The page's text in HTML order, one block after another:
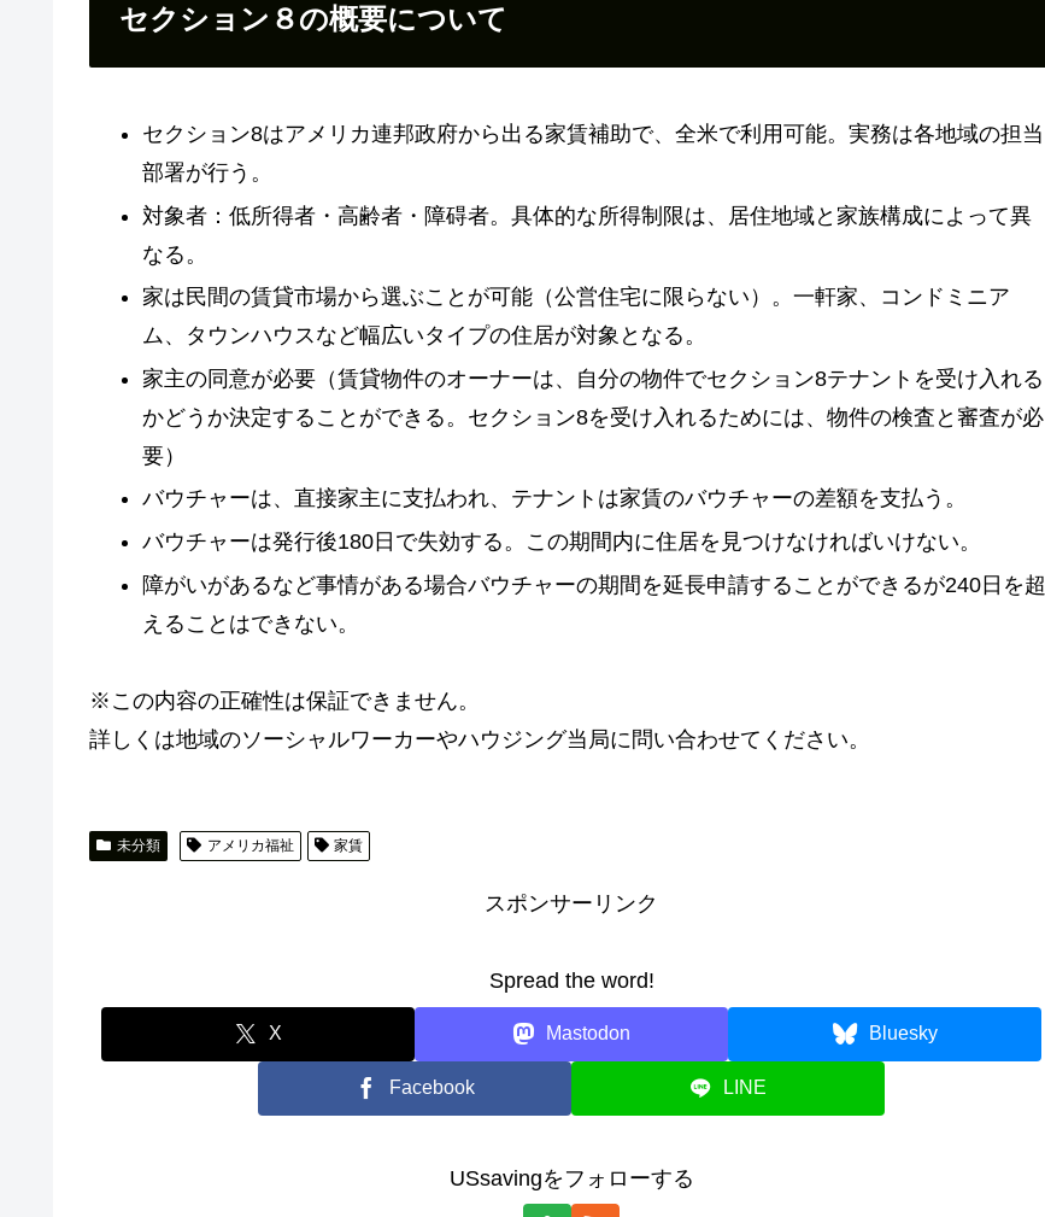
セクション８の概要について
セクション8はアメリカ連邦政府から出る家賃補助で、全米で利用可能。実務は各地域の担当
部署が行う。
対象者：低所得者・高齢者・障碍者。具体的な所得制限は、居住地域と家族構成によって異
なる。
家は民間の賃貸市場から選ぶことが可能（公営住宅に限らない）。一軒家、コンドミニア
ム、タウンハウスなど幅広いタイプの住居が対象となる。
家主の同意が必要（賃貸物件のオーナーは、自分の物件でセクション8テナントを受け入れる
かどうか決定することができる。セクション8を受け入れるためには、物件の検査と審査が必
要）
バウチャーは、直接家主に支払われ、テナントは家賃のバウチャーの差額を支払う。
バウチャーは発行後180日で失効する。この期間内に住居を見つけなければいけない。
障がいがあるなど事情がある場合バウチャーの期間を延長申請することができるが240日を超
えることはできない。
※この内容の正確性は保証できません。
詳しくは地域のソーシャルワーカーやハウジング当局に問い合わせてください。
未分類 アメリカ福祉 家賃
スポンサーリンク
Spread the word!
X Mastodon Bluesky
Facebook LINE
USsavingをフォローする